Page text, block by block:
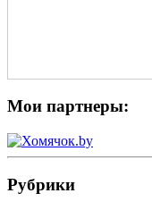
Мои партнеры:
Рубрики